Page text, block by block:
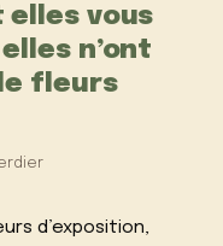
elles vous
n’ont
fleurs
d’exposition,